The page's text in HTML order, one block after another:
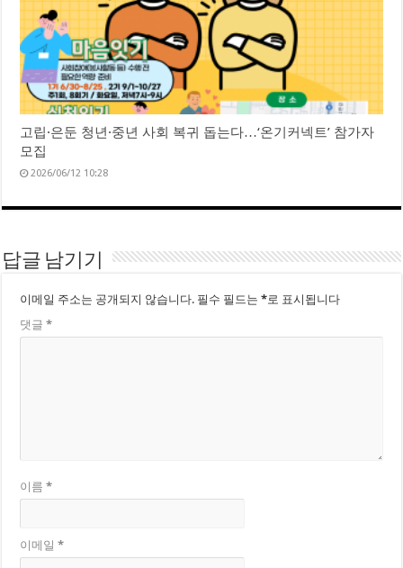
고립·은둔 청년·중년 사회 복귀 돕는다…‘온기커넥트’ 참가자
모집
2026/06/12 10:28
답글 남기기
이메일 주소는 공개되지 않습니다. 필수 필드는*로 표시됩니다
댓글*
이름*
이메일*